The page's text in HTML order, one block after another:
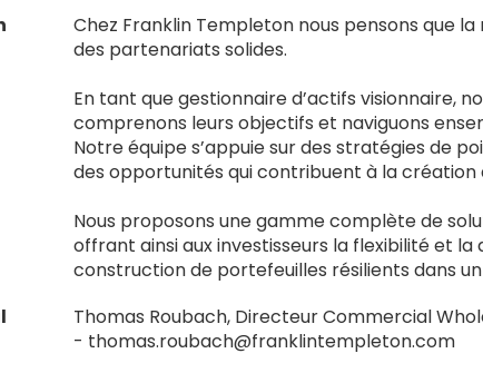
Chez Franklin Templeton nous pensons que
des partenariats solides.
En tant que gestionnaire d’actifs visionnaire,
comprenons leurs objectifs et naviguons
Notre équipe s’appuie sur des stratégies de
des opportunités qui contribuent à la création
Nous proposons une gamme complète de
offrant ainsi aux investisseurs la flexibilité et
construction de portefeuilles résilients dans
Thomas Roubach, Directeur Commercial
- thomas.roubach@franklintempleton.com